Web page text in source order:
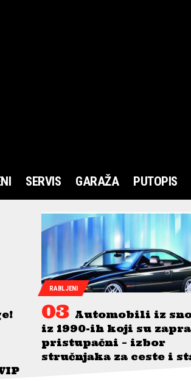
SERVIS GARAŽA PUTOPIS
RABLJENI
Automobili iz
iz 1990-ih koji su
pristupačni – izbor
stručnjaka za ceste i